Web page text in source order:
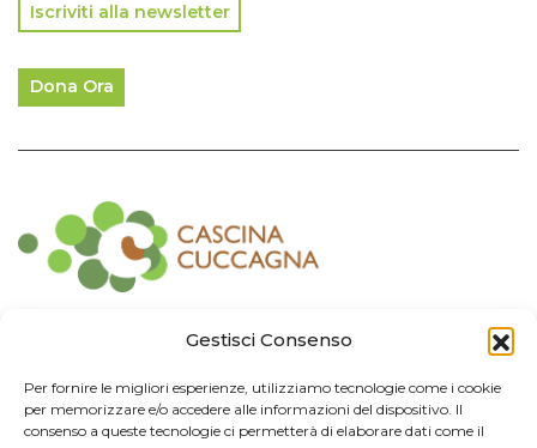
Gestisci Consenso
Per fornire le migliori esperienze, utilizziamo tecnologie come i cookie
per memorizzare e/o accedere alle informazioni del dispositivo. Il
consenso a queste tecnologie ci permetterà di elaborare dati come il
Iscriviti alla newsletter
Dona Ora
Impresa Sociale
Via Cuccagna 2/4 - 20135 Milano - tel. 02.83421007
CF97426130155 -P. IVA06232010964 -REA MI-2522352 -RUNTS25837